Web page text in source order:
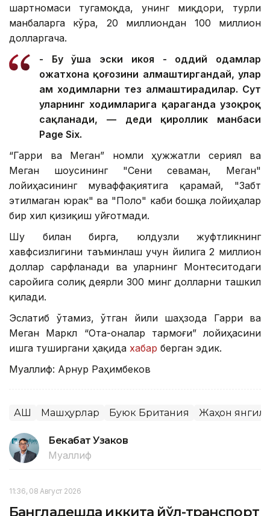
шартномаси тугамоқда, унинг миқдори, турли
манбаларга кўра, 20 миллиондан 100 миллион
долларгача.
- Бу ўша эски ҳикоя - оддий одамлар
ҳожатхона қоғозини алмаштиргандай, улар
ҳам ходимларни тез алмаштирадилар. Сут
уларнинг ходимларига қараганда узоқроқ
сақланади, — деди қироллик манбаси
Page Six.
“Гарри ва Меган” номли ҳужжатли сериял ва
Меган шоусининг "Сени севаман, Меган"
лойиҳасининг муваффақиятига қарамай, "Забт
этилмаган юрак" ва "Поло" каби бошқа лойиҳалар
бир хил қизиқиш уйғотмади.
Шу билан бирга, юлдузли жуфтликнинг
хавфсизлигини таъминлаш учун йилига 2 миллион
доллар сарфланади ва уларнинг Монтеcитодаги
саройига солиқ деярли 300 минг долларни ташкил
қилади.
Эслатиб ўтамиз, ўтган йили шаҳзода Гарри ва
Меган Маркл “Ота-оналар тармоғи” лойиҳасини
ишга туширгани ҳақида хабар берган эдик.
Муаллиф: Арнур Раҳимбеков
АҚШ Машҳурлар Буюк Британия Жаҳон
Бекабат Узаков
Муаллиф
11:36, 08 Август 2026
Бангладешда иккита йўл-транспорт